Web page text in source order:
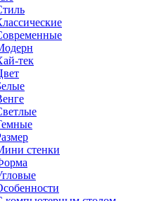
тек
стенки